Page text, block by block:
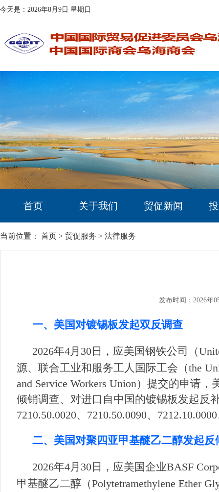
今天是：2026年8月9日 星期日
首页 关于我们 贸促新闻
当前位置： 首页 > 贸促服务 > 法律服务
发布时间：2026年
一、美国对镀锡板发起双反调查
2026年4月30日，应美国钢铁公司（
源、联合工业和服务工人国际工会（the
and Service Workers Union）提交的申请
倾销调查、对进口自中国的镀锡板发起反
7210.50.0020、7210.50.0090、
二、美国对聚四亚甲基醚乙二醇发起反
2026年4月30日，应美国企业BASF
甲基醚乙二醇（Polytetramethylene Ether